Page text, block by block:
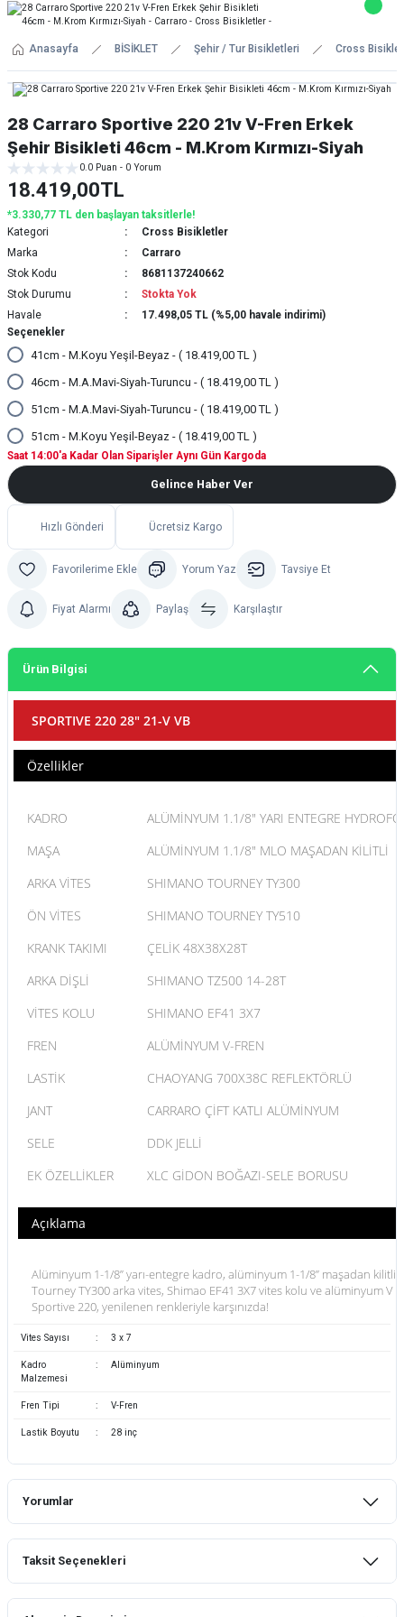
Anasayfa BİSİKLET Şehir / Tur Bisikletleri Cross
28 Carraro Sportive 220 21v V-Fren Erkek
Şehir Bisikleti 46cm - M.Krom Kırmızı-Siyah
0.0 Puan - 0 Yorum
18.419,00TL
*3.330,77 TL den başlayan taksitlerle!
Kategori
Cross Bisikletler
Marka
Carraro
Stok Kodu
8681137240662
Stok Durumu
Stokta Yok
Havale
17.498,05 TL (%5,00 havale indirimi)
Saat 14:00'a Kadar Olan Siparişler Aynı Gün Kargoda
Seçenekler
41cm - M.Koyu Yeşil-Beyaz - ( 18.419,00 TL )
46cm - M.A.Mavi-Siyah-Turuncu - ( 18.419,00 TL )
51cm - M.A.Mavi-Siyah-Turuncu - ( 18.419,00 TL )
51cm - M.Koyu Yeşil-Beyaz - ( 18.419,00 TL )
Gelince Haber Ver
Hızlı Gönderi Ücretsiz Kargo
Yorum Yaz Tavsiye Et
Fiyat Alarmı Paylaş Karşılaştır
Ürün Bilgisi
SPORTIVE 220 28" 21-V VB
Özellikler
KADRO
ALÜMİNYUM 1.1/8" YARI ENTEGRE
MAŞA
ALÜMİNYUM 1.1/8" MLO MAŞADAN KİLİTLİ
ARKA VİTES
SHIMANO TOURNEY TY300
ÖN VİTES
SHIMANO TOURNEY TY510
KRANK TAKIMI
ÇELİK 48X38X28T
ARKA DİŞLİ
SHIMANO TZ500 14-28T
VİTES KOLU
SHIMANO EF41 3X7
FREN
ALÜMİNYUM V-FREN
LASTİK
CHAOYANG 700X38C REFLEKTÖRLÜ
JANT
CARRARO ÇİFT KATLI ALÜMİNYUM
SELE
DDK JELLİ
EK ÖZELLİKLER
XLC GİDON BOĞAZI-SELE BORUSU
Açıklama
Alüminyum 1-1/8” yarı-entegre kadro, alüminyum 1-1/8” maşadan kilitli
Tourney TY300 arka vites, Shimao EF41 3X7 vites kolu ve alüminyum V
Sportive 220, yenilenen renkleriyle karşınızda!
Vites Sayısı : 3 x 7
Kadro
Malzemesi
: Alüminyum
Fren Tipi : V-Fren
Lastik Boyutu : 28 inç
Yorumlar
Taksit Seçenekleri